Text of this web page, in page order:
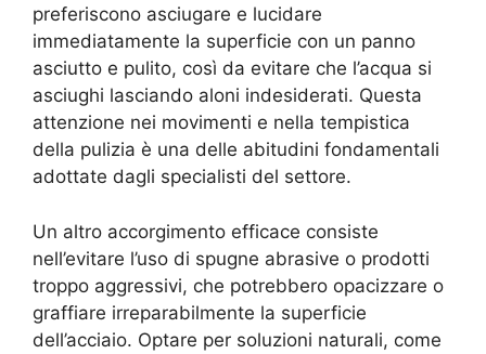
preferiscono asciugare e lucidare
immediatamente la superficie con un panno
asciutto e pulito, così da evitare che l’acqua si
asciughi lasciando aloni indesiderati. Questa
attenzione nei movimenti e nella tempistica
della pulizia è una delle abitudini fondamentali
adottate dagli specialisti del settore.
Un altro accorgimento efficace consiste
nell’evitare l’uso di spugne abrasive o prodotti
troppo aggressivi, che potrebbero opacizzare o
graffiare irreparabilmente la superficie
dell’acciaio. Optare per soluzioni naturali, come